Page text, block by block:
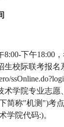
下午18:00，
生校际联考报名
术学院专业志愿
简称"机测")考
学院代码:)。